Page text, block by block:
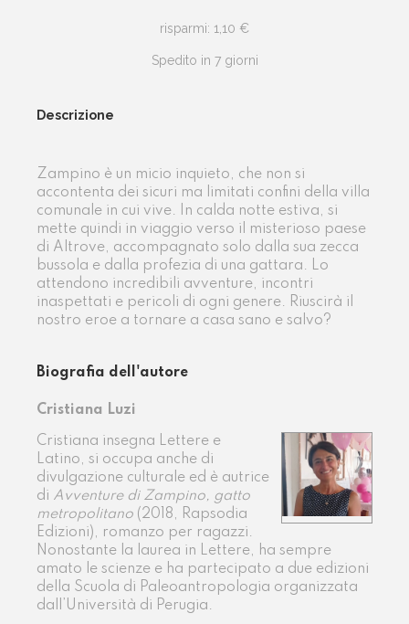
risparmi: 1,10 €
Spedito in 7 giorni
Descrizione
Zampino è un micio inquieto, che non si
accontenta dei sicuri ma limitati confini della villa
comunale in cui vive. In calda notte estiva, si
mette quindi in viaggio verso il misterioso paese
di Altrove, accompagnato solo dalla sua zecca
bussola e dalla profezia di una gattara. Lo
attendono incredibili avventure, incontri
inaspettati e pericoli di ogni genere. Riuscirà il
nostro eroe a tornare a casa sano e salvo?
Biografia dell'autore
Cristiana Luzi
Cristiana insegna Lettere e
Latino, si occupa anche di
divulgazione culturale ed è autrice
di Avventure di Zampino, gatto
metropolitano (2018, Rapsodia
Edizioni), romanzo per ragazzi.
Nonostante la laurea in Lettere, ha sempre
amato le scienze e ha partecipato a due edizioni
della Scuola di Paleoantropologia organizzata
dall’Università di Perugia.